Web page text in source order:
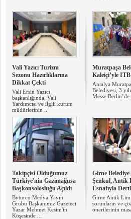
Vali Yazıcı Turizm
Sezonu Hazırlıklarına
Dikkat Çekti
Vali Ersin Yazıcı
başkanlığında, Vali
Yardımcısı ve ilgili kurum
müdürlerinin ...
Muratpaşa
Kaleiçi’yle
Antalya
Belediyesi, 3
Messe Berlin’de
Takipçisi Olduğumuz
Türkiye'nin Gazimağusa
Başkonsolosluğu Açıldı
Byturco Medya Yayın
Grubu Başkanımız Gazeteci
Yazar Mehmet Kesim'in
Köşesinde ...
Girne Belediye
Şenkul, Antik
Esnafıyla
Girne Antik
sorunların ve
önerilerinin